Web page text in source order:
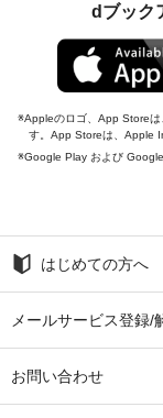
dブック
Appleのロゴ、App Store
す。App Storeは、Apple
Google Play および
はじめての方へ
メールサービス登録/
お問い合わせ